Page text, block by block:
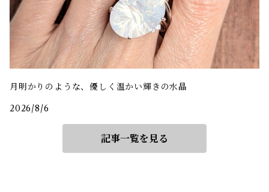
月明かりのような、優しく温かい輝きの水晶
2026/8/6
記事一覧を見る